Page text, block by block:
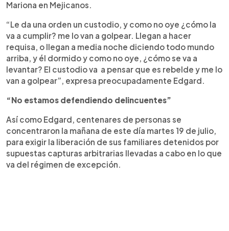
Mariona en Mejicanos.
“Le da una orden un custodio, y como no oye ¿cómo la
va a cumplir? me lo van a golpear. Llegan a hacer
requisa, o llegan a media noche diciendo todo mundo
arriba, y él dormido y como no oye, ¿cómo se va a
levantar? El custodio va a pensar que es rebelde y me lo
van a golpear”, expresa preocupadamente Edgard.
“No estamos defendiendo delincuentes”
Así como Edgard, centenares de personas se
concentraron la mañana de este día martes 19 de julio,
para exigir la liberación de sus familiares detenidos por
supuestas capturas arbitrarias llevadas a cabo en lo que
va del régimen de excepción.